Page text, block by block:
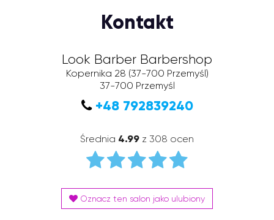
Kontakt
Look Barber Barbershop
Kopernika 28 (37-700 Przemyśl)
37-700 Przemyśl
+48 792839240
Średnia 4.99 z 308 ocen
Oznacz ten salon jako ulubiony